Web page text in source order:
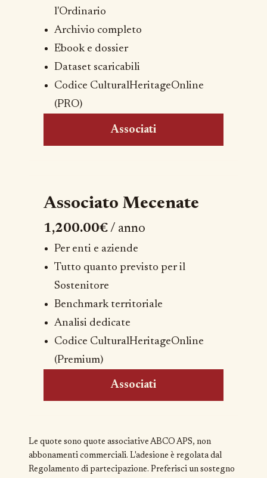
l'Ordinario
Archivio completo
Ebook e dossier
Dataset scaricabili
Codice CulturalHeritageOnline
(PRO)
Associati
Associato Mecenate
1,200.00€/ anno
Per enti e aziende
Tutto quanto previsto per il
Sostenitore
Benchmark territoriale
Analisi dedicate
Codice CulturalHeritageOnline
(Premium)
Associati
Le quote sono quote associative ABCO APS, non
abbonamenti commerciali. L'adesione è regolata dal
Regolamento di partecipazione. Preferisci un sostegno